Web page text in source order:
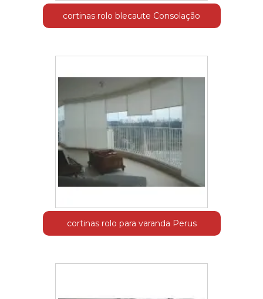
cortinas rolo blecaute Consolação
cortinas rolo para varanda Perus